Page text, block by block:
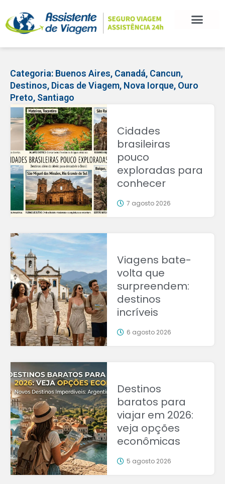
Categoria: Buenos Aires, Canadá, Cancun,
Destinos, Dicas de Viagem, Nova Iorque, Ouro
Preto, Santiago
Cidades
brasileiras
pouco
exploradas para
conhecer
7 agosto 2026
Viagens bate-
volta que
surpreendem:
destinos
incríveis
6 agosto 2026
Destinos
baratos para
viajar em 2026:
veja opções
econômicas
5 agosto 2026